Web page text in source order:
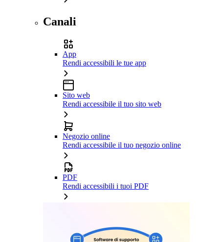
Canali
App
Rendi accessibili le tue app
Sito web
Rendi accessibile il tuo sito web
Negozio online
Rendi accessibile il tuo negozio online
PDF
Rendi accessibili i tuoi PDF